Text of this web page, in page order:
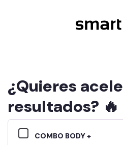
¿Quieres
resultados? 🔥
COMBO BODY +